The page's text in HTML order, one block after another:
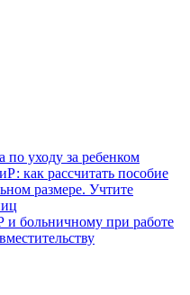
по уходу за ребенком
как рассчитать пособие
размере. Учтите
и больничному при работе